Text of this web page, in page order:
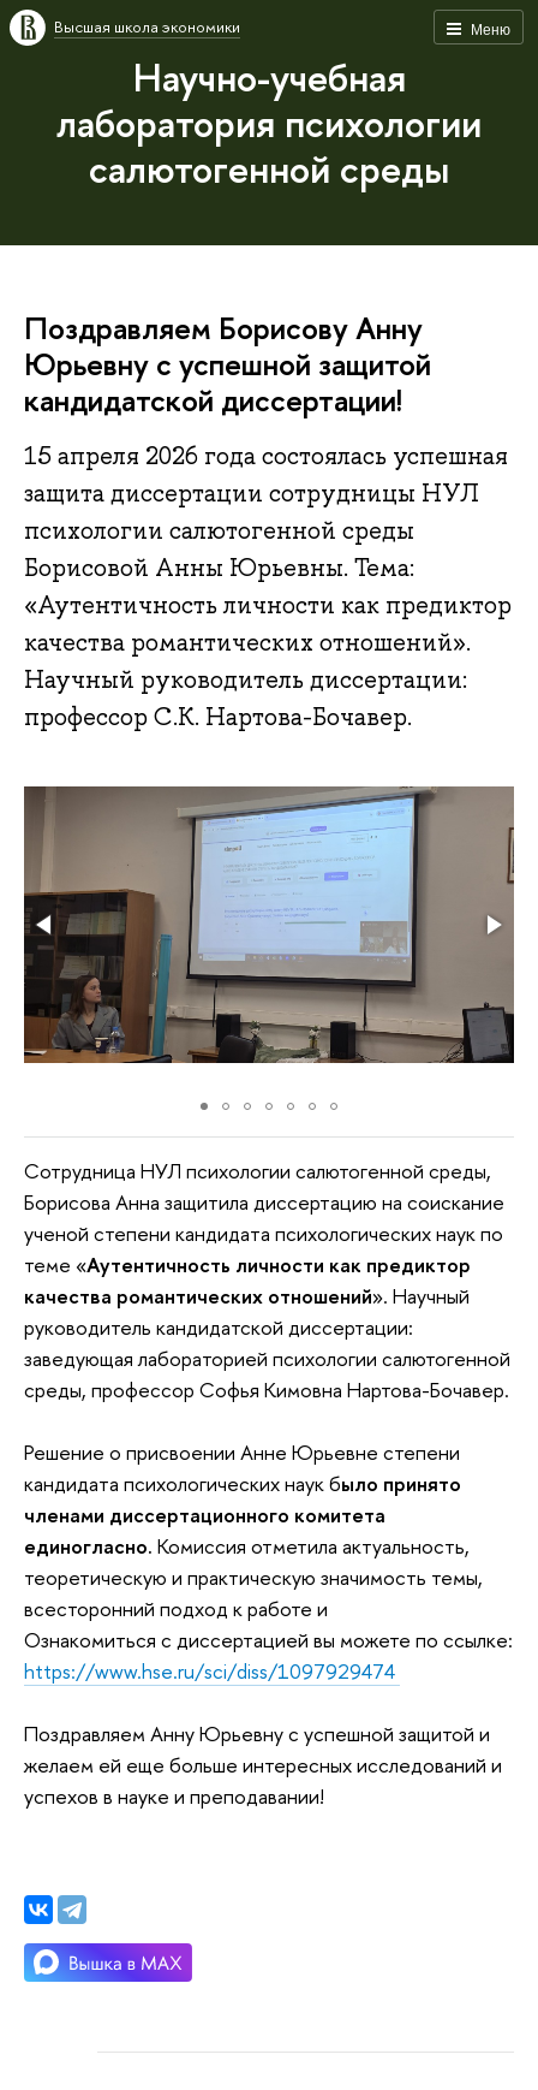
Меню
Высшая школа экономики
Научно-учебная
лаборатория психологии
салютогенной среды
Поздравляем Борисову Анну
Юрьевну с успешной защитой
кандидатской диссертации!
15 апреля 2026 года состоялась успешная
защита диссертации сотрудницы НУЛ
психологии салютогенной среды
Борисовой Анны Юрьевны. Тема:
«Аутентичность личности как предиктор
качества романтических отношений».
Научный руководитель диссертации:
профессор С.К. Нартова-Бочавер.
Сотрудница НУЛ психологии салютогенной среды,
Борисова Анна защитила диссертацию на соискание
ученой степени кандидата психологических наук по
теме «Аутентичность личности как предиктор
качества романтических отношений». Научный
руководитель кандидатской диссертации:
заведующая лабораторией психологии салютогенной
среды, профессор Софья Кимовна Нартова-Бочавер.
Решение о присвоении Анне Юрьевне степени
кандидата психологических наук было принято
членами диссертационного комитета
единогласно. Комиссия отметила актуальность,
теоретическую и практическую значимость темы,
всесторонний подход к работе и
Ознакомиться с диссертацией вы можете по ссылке:
https://www.hse.ru/sci/diss/1097929474
Поздравляем Анну Юрьевну с успешной защитой и
желаем ей еще больше интересных исследований и
успехов в науке и преподавании!